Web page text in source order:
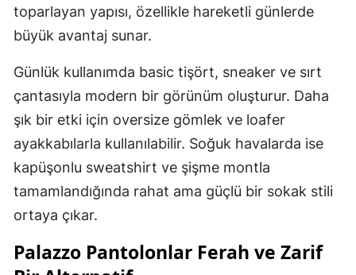
toparlayan yapısı, özellikle hareketli günlerde
büyük avantaj sunar.
Günlük kullanımda basic tişört, sneaker ve sırt
çantasıyla modern bir görünüm oluşturur. Daha
şık bir etki için oversize gömlek ve loafer
ayakkabılarla kullanılabilir. Soğuk havalarda ise
kapüşonlu sweatshirt ve şişme montla
tamamlandığında rahat ama güçlü bir sokak stili
ortaya çıkar.
Palazzo Pantolonlar Ferah ve Zarif